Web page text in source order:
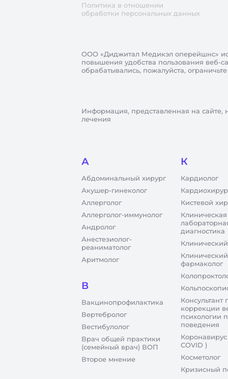
Политика в отношении
обработки персональных данных
ООО «Диджитал Медикэл оперейшнс»
повышения удобства пользования веб-
обрабатывались, пожалуйста,
Информация, представленная на сайте,
лечения
А
Абдоминальный хирург
Акушер-гинеколог
Аллерголог
Аллерголог-иммунолог
Андролог
Анестезиолог-
реаниматолог
Аритмолог
В
Вакцинопрофилактика
Вертебролог
Вестибулолог
Врач общей практики
(семейный врач) ВОП
Второе мнение
К
Кардиолог
Кистевой
Клиническая
диагностика
Клинический
фармаколог
Консультант
коррекции
психологии
поведения
COVID )
Косметолог
Кризисный